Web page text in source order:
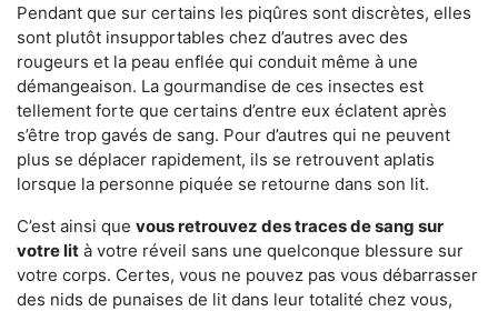
Pendant que sur certains les piqûres sont discrètes, elles
sont plutôt insupportables chez d’autres avec des
rougeurs et la peau enflée qui conduit même à une
démangeaison. La gourmandise de ces insectes est
tellement forte que certains d’entre eux éclatent après
s’être trop gavés de sang. Pour d’autres qui ne peuvent
plus se déplacer rapidement, ils se retrouvent aplatis
lorsque la personne piquée se retourne dans son lit.
C’est ainsi que vous retrouvez des traces de sang sur
votre lit à votre réveil sans une quelconque blessure sur
votre corps. Certes, vous ne pouvez pas vous débarrasser
des nids de punaises de lit dans leur totalité chez vous,